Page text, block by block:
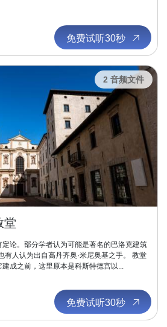
免费试听30秒
2 音频文件
堂
论。部分学者认为可能是著名的巴洛克建筑
有人认为出自高丹齐奥·米尼奥基之手。 教堂
成之前，这里原本是科斯特德宫以...
免费试听30秒